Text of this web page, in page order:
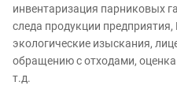
инвентаризация парниковых
следа продукции
экологические изыскания,
обращению с отходами,
т.д.